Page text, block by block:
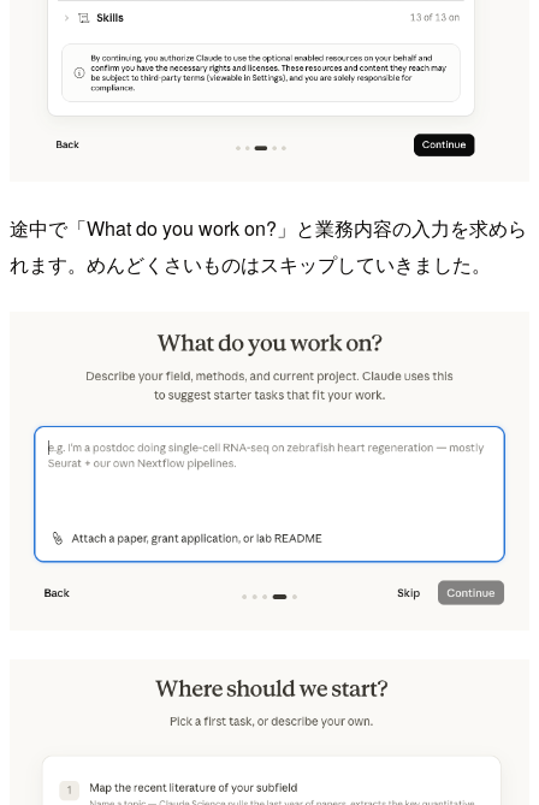
途中で「What do you work on?」と業務内容の入力を求めら
れます。めんどくさいものはスキップしていきました。